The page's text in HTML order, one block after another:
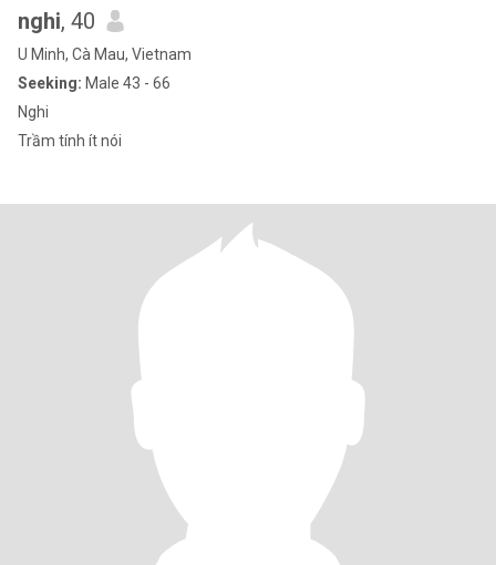
nghi, 40
U Minh, Cà Mau, Vietnam
Seeking: Male 43 - 66
Nghi
Trầm tính ít nói